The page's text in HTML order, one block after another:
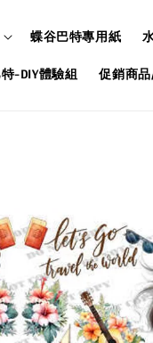
蝶谷巴特專用紙
-DIY體驗組 促銷商